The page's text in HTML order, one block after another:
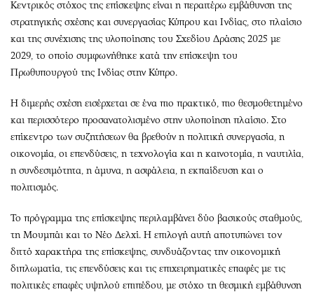
Κεντρικός στόχος της επίσκεψης είναι η περαιτέρω εμβάθυνση της
στρατηγικής σχέσης και συνεργασίας Κύπρου και Ινδίας, στο πλαίσιο
και της συνέχισης της υλοποίησης του Σχεδίου Δράσης 2025 με
2029, το οποίο συμφωνήθηκε κατά την επίσκεψη του
Πρωθυπουργού της Ινδίας στην Κύπρο.
Η διμερής σχέση εισέρχεται σε ένα πιο πρακτικό, πιο θεσμοθετημένο
και περισσότερο προσανατολισμένο στην υλοποίηση πλαίσιο. Στο
επίκεντρο των συζητήσεων θα βρεθούν η πολιτική συνεργασία, η
οικονομία, οι επενδύσεις, η τεχνολογία και η καινοτομία, η ναυτιλία,
η συνδεσιμότητα, η άμυνα, η ασφάλεια, η εκπαίδευση και ο
πολιτισμός.
Το πρόγραμμα της επίσκεψης περιλαμβάνει δύο βασικούς σταθμούς,
τη Μουμπάι και το Νέο Δελχί. Η επιλογή αυτή αποτυπώνει τον
διττό χαρακτήρα της επίσκεψης, συνδυάζοντας την οικονομική
διπλωματία, τις επενδύσεις και τις επιχειρηματικές επαφές με τις
πολιτικές επαφές υψηλού επιπέδου, με στόχο τη θεσμική εμβάθυνση